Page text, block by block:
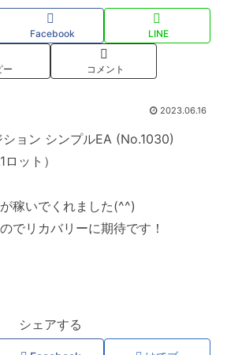
Facebook LINE
ー コメント
2023.06.16
ョン シンプルEA (No.1030)
ット）
稼いでくれました(^^)
でリカバリーに期待です！
シェアする